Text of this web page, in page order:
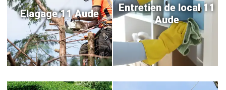
Elagage 11 Aude
Entretien de local 11
Aude